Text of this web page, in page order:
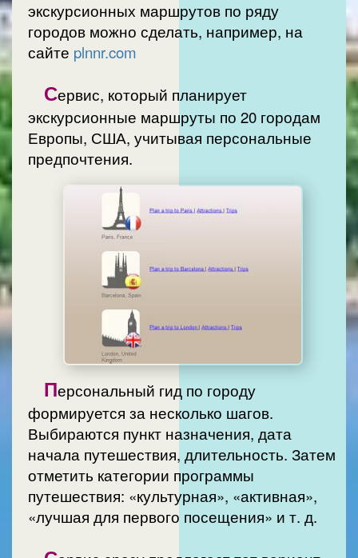
экскурсионных маршрутов по ряду
городов можно сделать, например, на
сайте plnnr.com
Сервис, который планирует
экскурсионные маршруты по 20 городам
Европы, США, учитывая персональные
предпочтения.
Персональный гид по городу
формируется за несколько шагов.
Выбираются пункт назначения, дата
начала путешествия, длительность. Затем
отметить категории программы
путешествия: «культурная», «активная»,
«лучшая для первого посещения» и т. д.